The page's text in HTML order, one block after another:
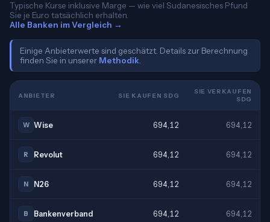
Typische Kurse inklusive Marge — wie viel Sudanesisches Pfund
Sie je Euro tatsächlich erhalten.
Alle Banken im Vergleich →
Einige Anbieterwerte sind geschätzt. Details zur Berechnung
finden Sie in unserer Methodik
ANBIETER SIE KAUFEN SDG
SIE VERKAUFEN
SDG
W Wise 694,12 694,12
R Revolut 694,12 694,12
N N26 694,12 694,12
B Bankenverband 694,12 694,12